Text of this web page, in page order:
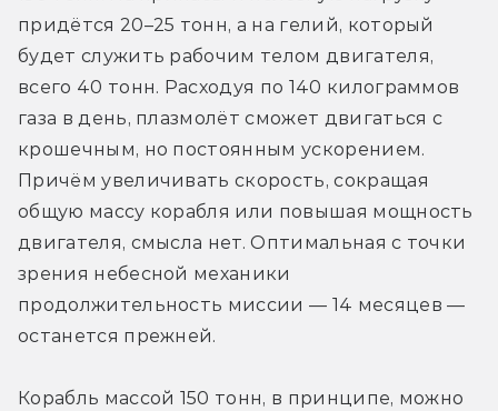
придётся 20–25 тонн, а на гелий, который
будет служить рабочим телом двигателя,
всего 40 тонн. Расходуя по 140 килограммов
газа в день, плазмолёт сможет двигаться с
крошечным, но постоянным ускорением.
Причём увеличивать скорость, сокращая
общую массу корабля или повышая мощность
двигателя, смысла нет. Оптимальная с точки
зрения небесной механики
продолжительность миссии — 14 месяцев —
останется прежней.
Корабль массой 150 тонн, в принципе, можно